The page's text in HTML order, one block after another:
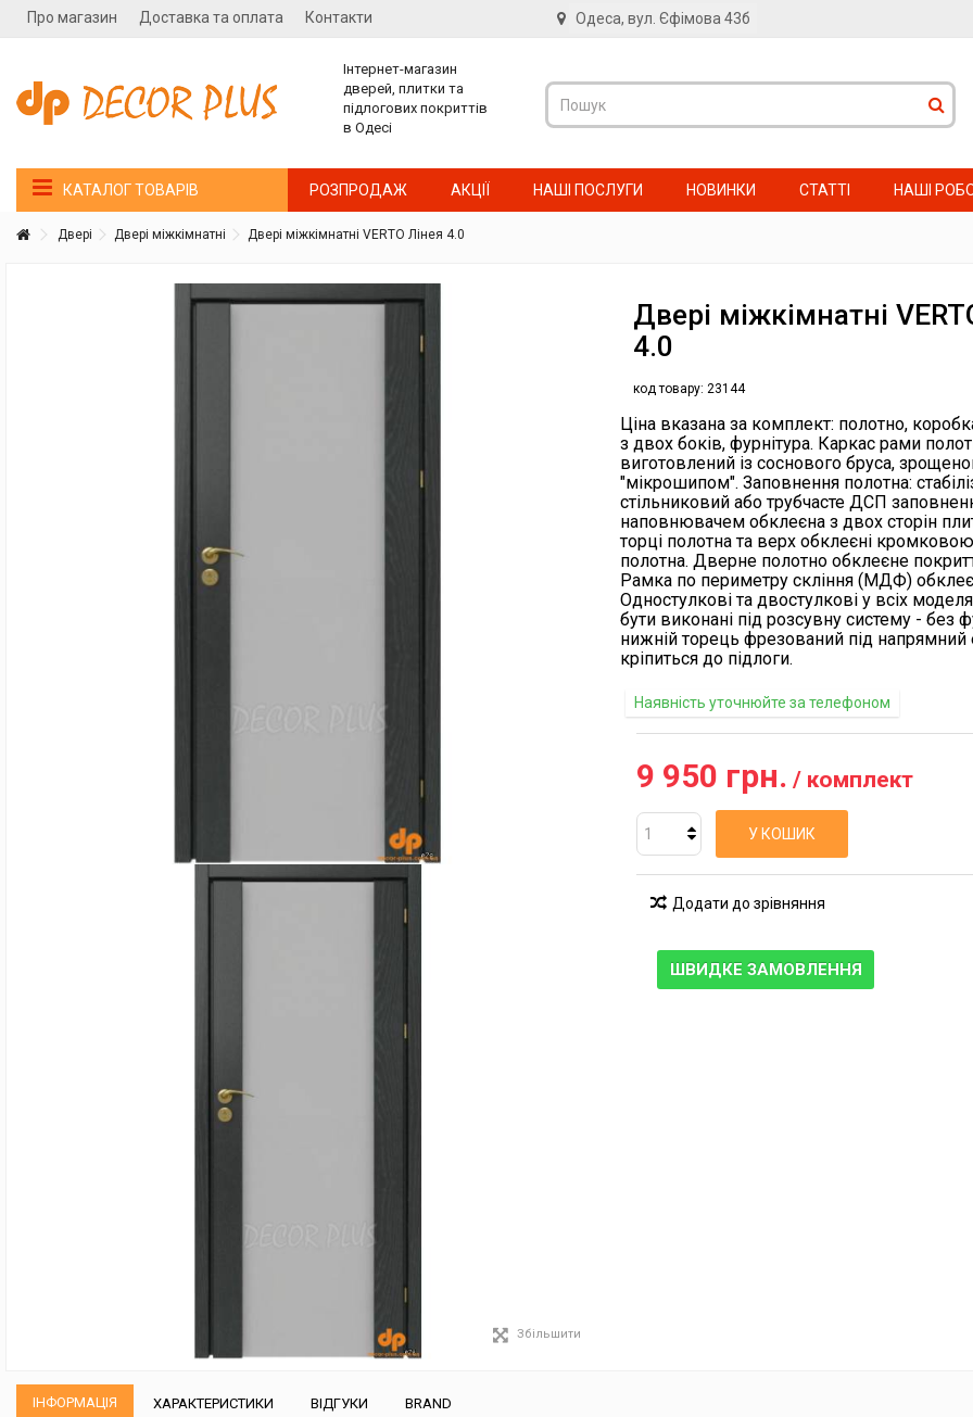
Про магазин Доставка та оплата Контакти Одеса, вул. Єфімова 43б
Інтернет-магазин
дверей, плитки та
підлогових покриттів
в Одесі
КАТАЛОГ ТОВАРІВ РОЗПРОДАЖ АКЦІЇ НАШІ ПОСЛУГИ НОВИНКИ СТАТТІ НАШІ
Двері Двері міжкімнатні Двері міжкімнатні VERTO Лінея 4.0
Збільшити
Двері міжкімнатні
4.0
код товару: 23144
Ціна вказана за комплект: полотно,
з двох боків, фурнітура. Каркас рами
виготовлений із соснового бруса,
"мікрошипом". Заповнення полотна:
стільниковий або трубчасте ДСП
наповнювачем обклеєна з двох сторін
торці полотна та верх обклеєні
полотна. Дверне полотно обклеєне
Рамка по периметру скління (МДФ)
Одностулкові та двостулкові у всіх
бути виконані під розсувну систему - без
нижній торець фрезований під
кріпиться до підлоги.
Наявність уточнюйте за телефоном
9 950 грн. / комплект
У КОШИК
Додати до зрівняння
ШВИДКЕ ЗАМОВЛЕННЯ
ІНФОРМАЦІЯ ХАРАКТЕРИСТИКИ ВІДГУКИ BRAND